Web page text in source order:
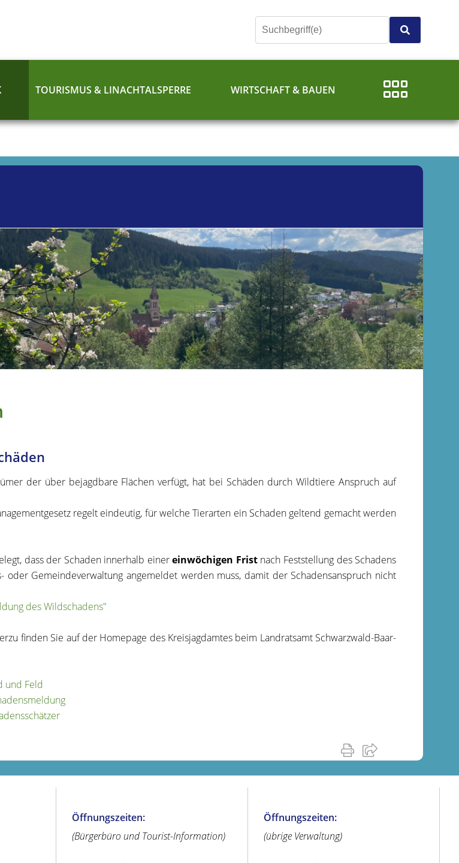
TOURISMUS & LINACHTALSPERRE WIRTSCHAFT & BAUEN
der über bejagdbare Flächen verfügt, hat bei Schäden durch Wildtiere Anspruch auf
regelt eindeutig, für welche Tierarten ein Schaden geltend gemacht werden
dass der Schaden innerhalb einereinwöchigen Fristnach Feststellung des Schadens
oder Gemeindeverwaltung angemeldet werden muss, damit der Schadensanspruch nicht
des Wildschadens"
finden Sie auf der Homepage des Kreisjagdamtes beim Landratsamt Schwarzwald-Baar-
und Feld
Öffnungszeiten:
(Bürgerbüro und Tourist-Information)
Öffnungszeiten:
(übrige Verwaltung)